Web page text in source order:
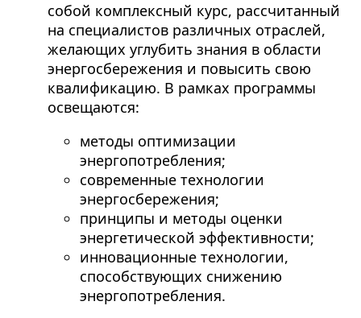
собой комплексный курс, рассчитанный
на специалистов различных отраслей,
желающих углубить знания в области
энергосбережения и повысить свою
квалификацию. В рамках программы
освещаются:
методы оптимизации
энергопотребления;
современные технологии
энергосбережения;
принципы и методы оценки
энергетической эффективности;
инновационные технологии,
способствующих снижению
энергопотребления.